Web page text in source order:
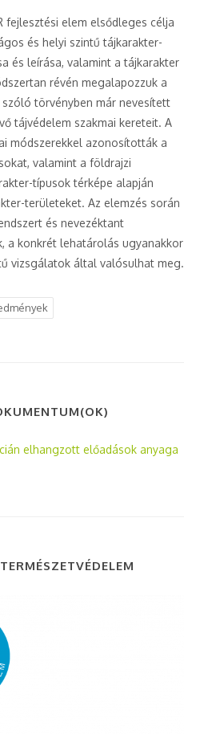
elem elsődleges célja
és helyi szintű tájkarakter-
és leírása, valamint a tájkarakter
révén megalapozzuk a
törvényben már nevesített
tájvédelem szakmai kereteit. A
módszerekkel azonosították a
valamint a földrajzi
típusok térképe alapján
területeket. Az elemzés során
és nevezéktant
a konkrét lehatárolás ugyanakkor
vizsgálatok által valósulhat meg.
elhangzott előadások anyaga